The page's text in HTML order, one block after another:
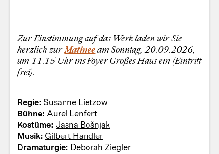
Zur Einstimmung auf das Werk laden wir Sie
herzlich zurMatineeam Sonntag, 20.09.2026,
um 11.15 Uhr ins Foyer Großes Haus ein (Eintritt
frei).
Regie: Susanne Lietzow
Bühne:Aurel Lenfert
Kostüme:Jasna Bošnjak
Musik: Gilbert Handler
Dramaturgie: Deborah Ziegler